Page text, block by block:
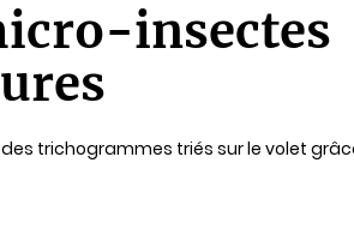
insectes
trichogrammes triés sur le volet